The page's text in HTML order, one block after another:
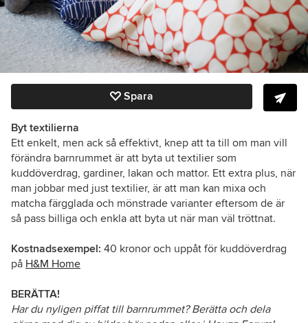
Spara
Byt textilierna
Ett enkelt, men ack så effektivt, knep att ta till om man vill
förändra barnrummet är att byta ut textilier som
kuddöverdrag, gardiner, lakan och mattor. Ett extra plus, när
man jobbar med just textilier, är att man kan mixa och
matcha färgglada och mönstrade varianter eftersom de är
så pass billiga och enkla att byta ut när man väl tröttnat.
Kostnadsexempel: 40 kronor och uppåt för kuddöverdrag
på H&M Home
BERÄTTA!
Har du nyligen piffat till barnrummet? Berätta och dela